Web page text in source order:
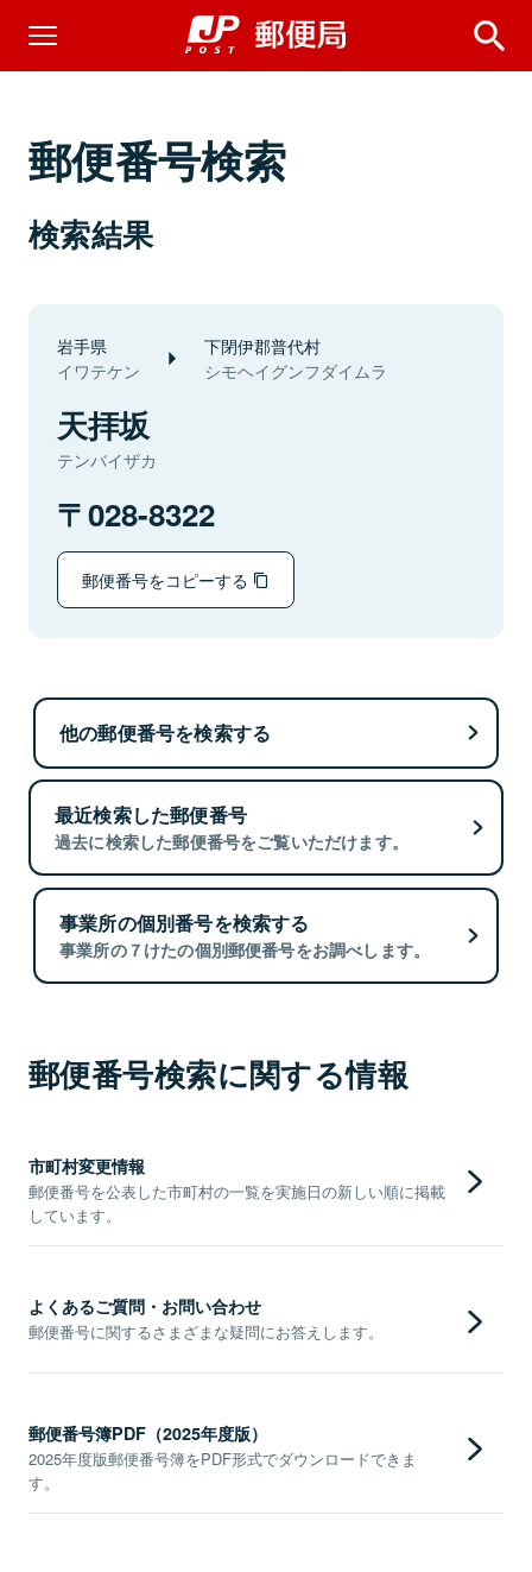
郵便番号検索
検索結果
岩手県
イワテケン
下閉伊郡普代村
シモヘイグンフダイムラ
天拝坂
テンバイザカ
028-8322
郵便番号をコピーする
他の郵便番号を検索する
最近検索した郵便番号
過去に検索した郵便番号をご覧いただけます。
事業所の個別番号を検索する
事業所の７けたの個別郵便番号をお調べします。
郵便番号検索に関する情報
市町村変更情報
郵便番号を公表した市町村の一覧を実施日の新しい順に掲載
しています。
よくあるご質問・お問い合わせ
郵便番号に関するさまざまな疑問にお答えします。
郵便番号簿PDF（2025年度版）
2025年度版郵便番号簿をPDF形式でダウンロードできま
す。